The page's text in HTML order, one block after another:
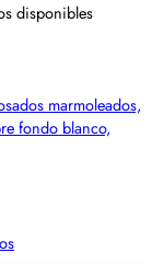
disponibles